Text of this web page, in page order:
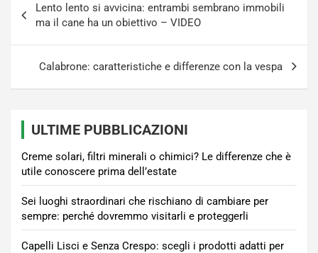
articoli
Lento lento si avvicina: entrambi sembrano immobili
ma il cane ha un obiettivo – VIDEO
Calabrone: caratteristiche e differenze con la vespa
ULTIME PUBBLICAZIONI
Creme solari, filtri minerali o chimici? Le differenze che è
utile conoscere prima dell’estate
Sei luoghi straordinari che rischiano di cambiare per
sempre: perché dovremmo visitarli e proteggerli
Capelli Lisci e Senza Crespo: scegli i prodotti adatti per